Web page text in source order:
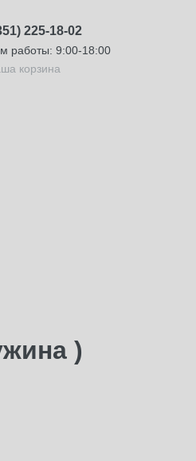
225-18-02
работы: 9:00-18:00
корзина
)